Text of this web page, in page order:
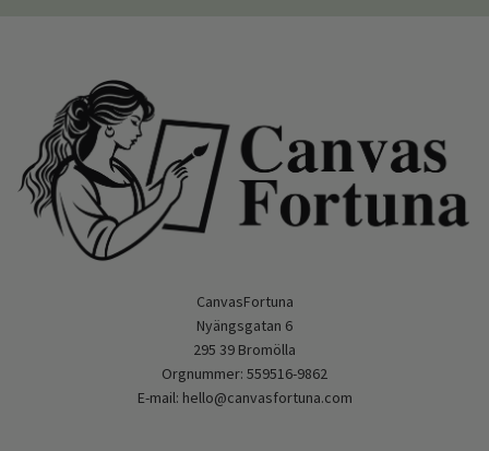
CanvasFortuna
Nyängsgatan 6
295 39 Bromölla
Orgnummer: 559516-9862
E-mail: hello@canvasfortuna.com